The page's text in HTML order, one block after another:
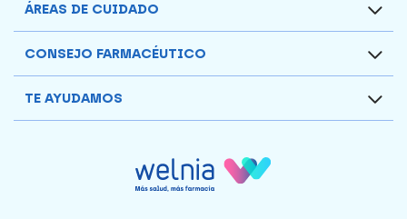
ÁREAS DE CUIDADO
CONSEJO FARMACÉUTICO
TE AYUDAMOS